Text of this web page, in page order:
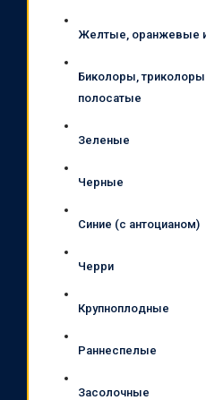
Желтые, оранжевые
Биколоры, триколоры
полосатые
Зеленые
Черные
Синие (с антоцианом)
Черри
Крупноплодные
Раннеспелые
Засолочные